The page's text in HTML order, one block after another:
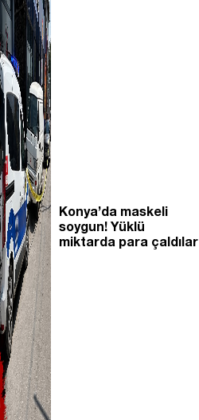
Konya’da maskeli
soygun! Yüklü
miktarda para çaldılar